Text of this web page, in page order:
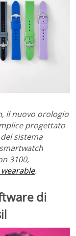
il nuovo orologio
progettato
sistema
3100,
.
di